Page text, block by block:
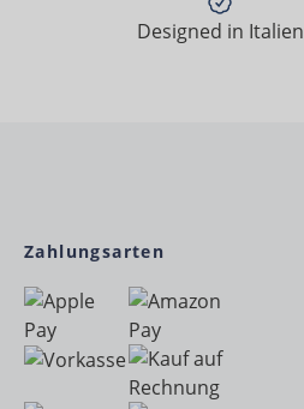
Designed in Italien
Zahlungsarten